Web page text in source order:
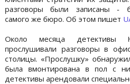
разговоры были записаны -
самого же бюро. Об этом пишет
Около месяца детективы
прослушивали разговоры в
столицы. «Прослушку»
была вмонтирована в пол с
детективы арендовали